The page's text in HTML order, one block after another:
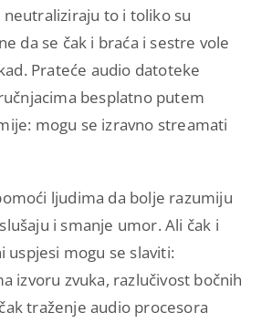
neutraliziraju to i toliko su
da se čak i braća i sestre vole
Prateće audio datoteke
besplatno putem
mogu se izravno streamati
ljudima da bolje razumiju
i smanje umor. Ali čak i
uspjesi mogu se slaviti:
izvoru zvuka, razlučivost bočnih
traženje audio procesora